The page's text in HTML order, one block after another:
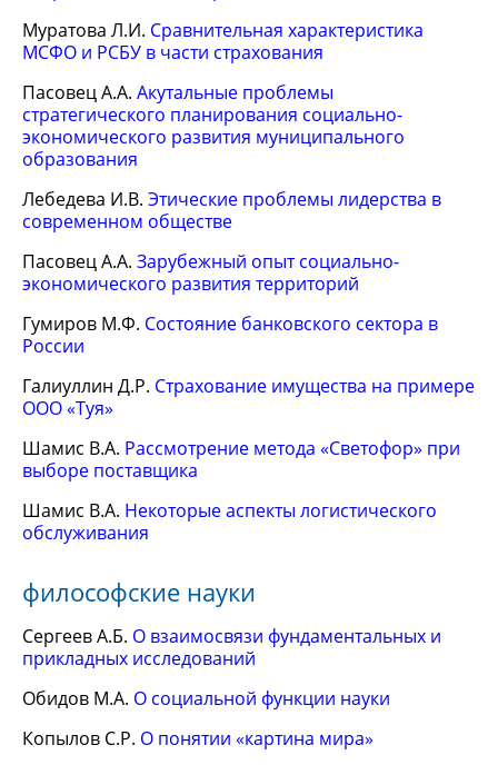
Муратова Л.И. Сравнительная характеристика
МСФО и РСБУ в части страхования
Пасовец А.А. Акутальные проблемы
стратегического планирования социально-
экономического развития муниципального
образования
Лебедева И.В. Этические проблемы лидерства в
современном обществе
Пасовец А.А. Зарубежный опыт социально-
экономического развития территорий
Гумиров М.Ф. Состояние банковского сектора в
России
Галиуллин Д.Р. Страхование имущества на примере
ООО «Туя»
Шамис В.А. Рассмотрение метода «Светофор» при
выборе поставщика
Шамис В.А. Некоторые аспекты логистического
обслуживания
философские науки
Сергеев А.Б. О взаимосвязи фундаментальных и
прикладных исследований
Обидов М.А. О социальной функции науки
Копылов С.Р. О понятии «картина мира»